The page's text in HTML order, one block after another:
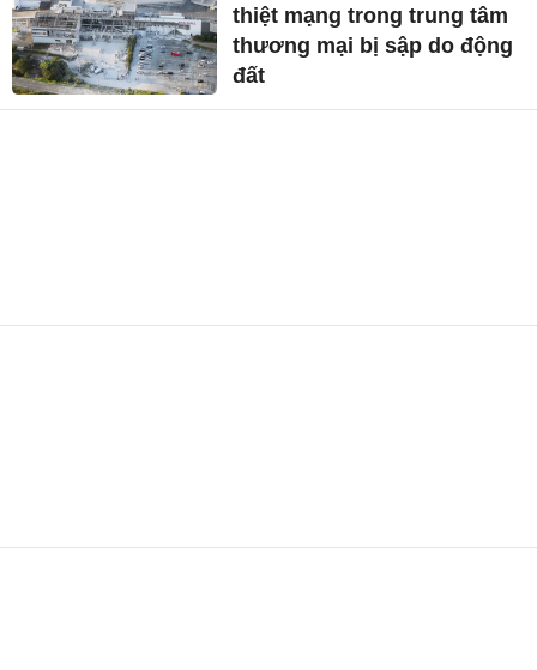
thiệt mạng trong trung tâm
thương mại bị sập do động
đất